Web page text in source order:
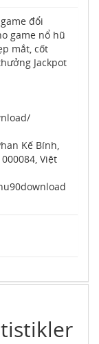
đổi
game nổ hũ
mắt, cốt
Jackpot
Kế Bính,
Việt